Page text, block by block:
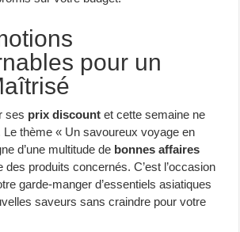
pour un
ses prix discount et cette semaine ne
thème « Un savoureux voyage en
d’une multitude de bonnes affaires
des produits concernés. C’est l’occasion
garde-manger d’essentiels asiatiques
saveurs sans craindre pour votre